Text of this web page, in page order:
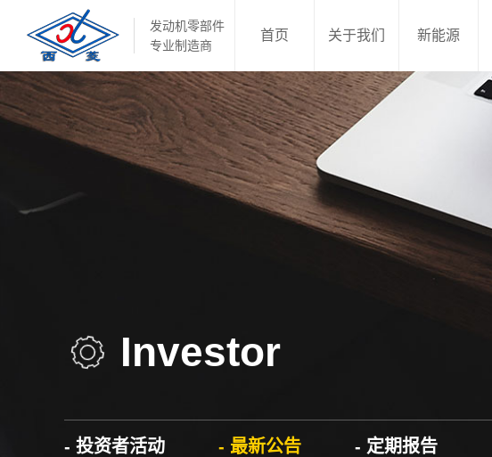
发动机零部件
专业制造商
首页 关于我们 新能源
Investor
- 投资者活动 - 最新公告 - 定期报告